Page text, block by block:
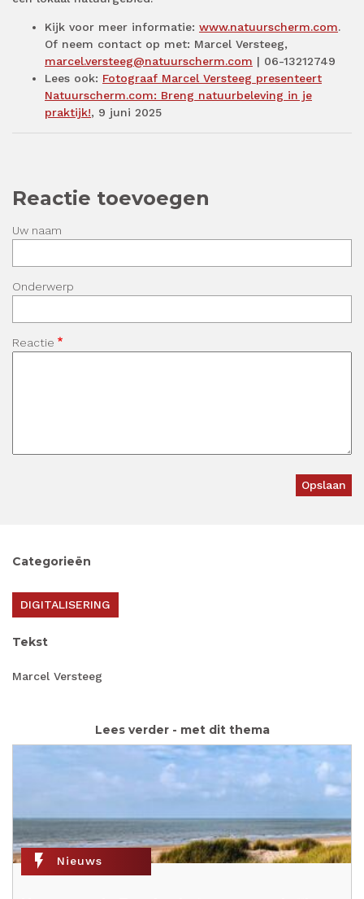
Kijk voor meer informatie: www.natuurscherm.com.
Of neem contact op met: Marcel Versteeg,
marcel.versteeg@natuurscherm.com | 06-13212749
Lees ook: Fotograaf Marcel Versteeg presenteert
Natuurscherm.com: Breng natuurbeleving in je
praktijk!, 9 juni 2025
Reactie toevoegen
Uw naam
Onderwerp
Reactie
Categorieën
DIGITALISERING
Tekst
Marcel Versteeg
Lees verder - met dit thema
flash_on Nieuws